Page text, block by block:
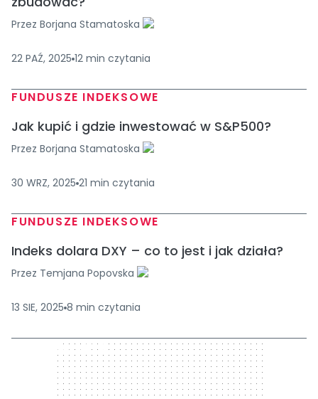
Przez Borjana Stamatoska
22 PAŹ, 2025 12 min czytania
FUNDUSZE INDEKSOWE
Jak kupić i gdzie inwestować w S&P500?
Przez Borjana Stamatoska
30 WRZ, 2025 21 min czytania
FUNDUSZE INDEKSOWE
Indeks dolara DXY – co to jest i jak działa?
Przez Temjana Popovska
13 SIE, 2025 8 min czytania
300 x 250